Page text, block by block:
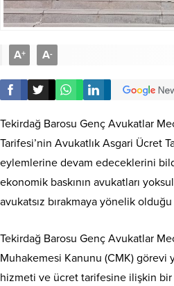
A+ A-
Tekirdağ Barosu Genç Avukatlar
Tarifesi’nin Avukatlık Asgari Ücret
eylemlerine devam edeceklerini
ekonomik baskının avukatları
avukatsız bırakmaya yönelik
Tekirdağ Barosu Genç Avukatlar
Muhakemesi Kanunu (CMK) görevi
hizmeti ve ücret tarifesine ilişkin bir